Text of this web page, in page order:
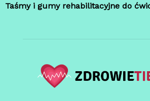
Taśmy i gumy rehabilitacyjne do